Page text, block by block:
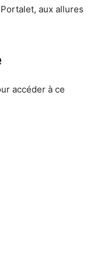
aux allures
accéder à ce